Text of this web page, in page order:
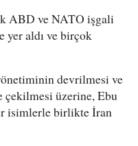
ABD ve NATO işgali
yer aldı ve birçok
devrilmesi ve
çekilmesi üzerine, Ebu
isimlerle birlikte İran